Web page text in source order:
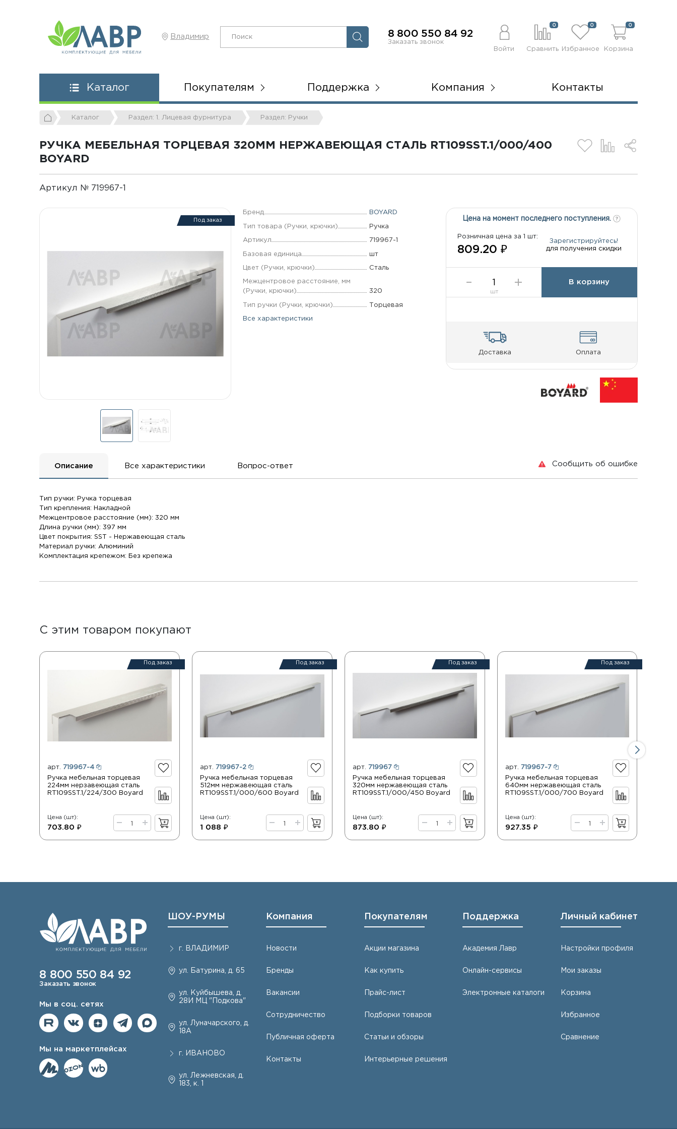
Владимир 8 800 550 84 92
Заказать звонок
Войти
0
Сравнить
0
Избранное
0
Корзина
Каталог Покупателям Поддержка Компания Контакты
Каталог Раздел: 1. Лицевая фурнитура Раздел: Ручки
РУЧКА МЕБЕЛЬНАЯ ТОРЦЕВАЯ 320ММ НЕРЖАВЕЮЩАЯ СТАЛЬ RT109SST.1/000/400
BOYARD
Артикул № 719967-1
Под заказ
Бренд BOYARD
Тип товара (Ручки, крючки) Ручка
Артикул 719967-1
Базовая единица шт
Цвет (Ручки, крючки) Сталь
Межцентровое расстояние, мм
(Ручки, крючки)
320
Тип ручки (Ручки, крючки) Торцевая
Все характеристики
Цена на момент последнего поступления.
Розничная цена за 1 шт:
809.20 ₽
Зарегистрируйтесь!
для получения скидки
шт
В корзину
Доставка Оплата
Сообщить об ошибке
Описание Все характеристики Вопрос-ответ
Тип ручки: Ручка торцевая
Тип крепления: Накладной
Межцентровое расстояние (мм): 320 мм
Длина ручки (мм): 397 мм
Цвет покрытия: SST - Нержавеющая сталь
Материал ручки: Алюминий
Комплектация крепежом: Без крепежа
С этим товаром покупают
Под заказ
арт.719967-4
Ручка мебельная торцевая
224мм нерзавеющая сталь
RT109SST.1/224/300 Boyard
Цена (шт):
703.80 ₽
Под заказ
арт.719967-2
Ручка мебельная торцевая
512мм нержавеющая сталь
RT109SST.1/000/600 Boyard
Цена (шт):
1 088 ₽
Под заказ
арт. 719967
Ручка мебельная торцевая
320мм нержавеющая сталь
RT109SST.1/000/450 Boyard
Цена (шт):
873.80 ₽
Под заказ
арт. 719967-7
Ручка мебельная торцевая
640мм нержавеющая сталь
RT109SST.1/000/700 Boyard
Цена (шт):
927.35 ₽
8 800 550 84 92
Заказать звонок
Мы в соц. сетях
Мы на маркетплейсах
ШОУ-РУМЫ
г. ВЛАДИМИР
ул. Батурина, д. 65
ул. Куйбышева, д.
28И МЦ "Подкова"
ул. Луначарского, д.
18А
г. ИВАНОВО
ул. Лежневская, д.
183, к. 1
Компания
Новости
Бренды
Вакансии
Сотрудничество
Публичная оферта
Контакты
Покупателям
Акции магазина
Как купить
Прайс-лист
Подборки товаров
Статьи и обзоры
Интерьерные решения
Поддержка
Академия Лавр
Онлайн-сервисы
Электронные каталоги
Личный кабинет
Настройки профиля
Мои заказы
Корзина
Избранное
Сравнение